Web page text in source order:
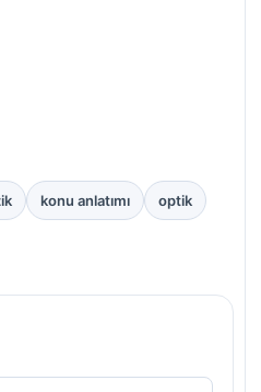
konu anlatımı optik